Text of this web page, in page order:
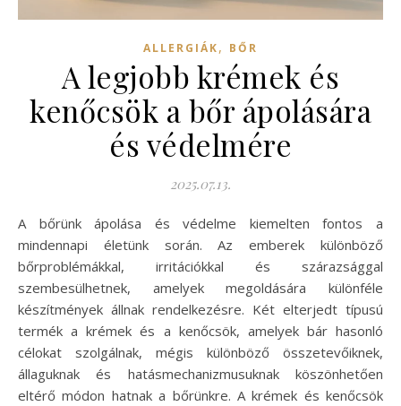
ALLERGIÁK, BŐR
A legjobb krémek és
kenőcsök a bőr ápolására
és védelmére
2025.07.13.
A bőrünk ápolása és védelme kiemelten fontos a
mindennapi életünk során. Az emberek különböző
bőrproblémákkal, irritációkkal és szárazsággal
szembesülhetnek, amelyek megoldására különféle
készítmények állnak rendelkezésre. Két elterjedt típusú
termék a krémek és a kenőcsök, amelyek bár hasonló
célokat szolgálnak, mégis különböző összetevőiknek,
állaguknak és hatásmechanizmusuknak köszönhetően
eltérő módon hatnak a bőrünkre. A krémek és kenőcsök